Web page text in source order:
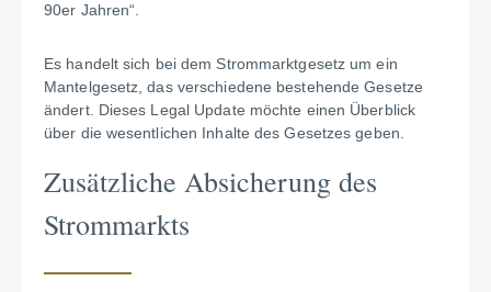
90er Jahren“.
Es handelt sich bei dem Strommarktgesetz um ein
Mantelgesetz, das verschiedene bestehende Gesetze
ändert. Dieses Legal Update möchte einen Überblick
über die wesentlichen Inhalte des Gesetzes geben.
Zusätzliche Absicherung des
Strommarkts